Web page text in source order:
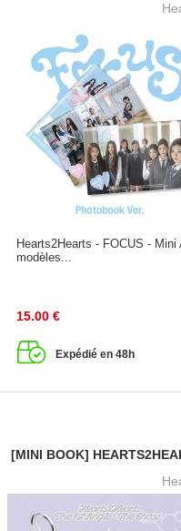
Hearts2Hearts - FOCUS -
modèles...
15.00 €
Expédié en 48h
[MINI BOOK]